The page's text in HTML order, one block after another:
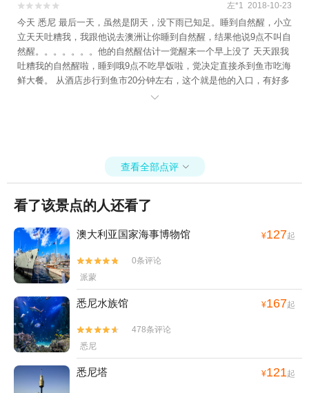

 左*1 2018-10-23
今天 悉尼 最后一天，虽然是阴天，没下雨已知足。睡到自然醒，小立
立天天吐糟我，我跟他说去澳洲让你睡到自然醒，结果他说9点不叫自
然醒。。。。。。。他的自然醒估计一觉醒来一个早上没了 天天跟我
吐糟我的自然醒啦，睡到哦9点不吃早饭啦，觉决定直接杀到鱼市吃海
鲜大餐。 从酒店步行到鱼市20分钟左右，这个就是他的入口，有好多
的船支。听摄影师昨天跟我们说，鱼市最好早上去，很xin'x可以自己
正各种不认识的鱼，还有各种虾子，体积都比国内的大一号。肉质肯
定更多。 大澳龙哎~~~~~流口水中。之前在 普吉岛 的时候买了一只
澳龙，自己一个人吃掉后就完全饱了~~~~ 悉尼 鱼市 海鲜餐馆集散
地，餐馆会自己卖海鲜，然后你可以买生的给他们加工也可以直接买
他们做好的。我试了一下鲍鱼和烤扇贝，鲍鱼15块一个，挺好吃的，
清甜爽口，-，扇贝加了芝士和鱼籽，我只感受到了芝士的浓香哈哈哈
哈。 其他的什么帝王蟹呀大龙虾呀真的无敌大，还有生蚝各种品种的
虾，品种丰富，不过烧饭真的是吃一个新鲜。来的时候最好在早上10
点，要不然后面人山人海、寸步难行。 地址： Pyrmont Bridge Rd, S
ydney NSW 2009 时间： 周一-周日：7：00-16：00 各种虾子，生蚝
~~~~ 根本不用担心语言问题，餐厅好多服务员都是 中国 人，还有汉
字到处都是，我们就是在这家海鲜烧烤就餐的。来的时候看见好多人
在门外面靠近码头位置就餐，但是昨天被海鸥攻击后，我就果断放弃
在外觅食的时间，太可怕，并且码头那味道特别重，还有垃圾。 我们
直接选择加工好的食物，哪一个盘子选择你要的最后结账就可以。一
切买好，找到位置开始就餐啦，吃了一段时间旅行团的人就来了，瞬

查看全部点评 
看了该景点的人还看了
澳大利亚国家海事博物馆 ¥127起


0条评论
派蒙
悉尼水族馆 ¥167起


478条评论
悉尼
悉尼塔 ¥121起